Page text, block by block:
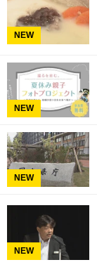
NEW
NEW
NEW
NEW